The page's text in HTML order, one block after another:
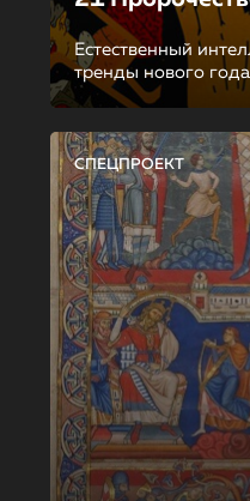
Естественный
тренды нового года
СПЕЦПРОЕКТ